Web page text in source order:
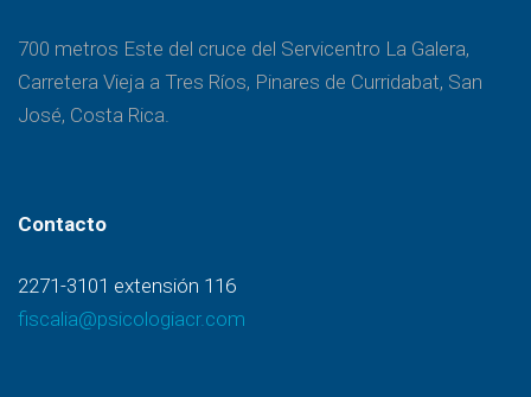
700 metros Este del cruce del Servicentro La Galera,
Carretera Vieja a Tres Ríos, Pinares de Curridabat, San
José, Costa Rica.
Contacto
2271-3101 extensión 116
fiscalia@psicologiacr.com